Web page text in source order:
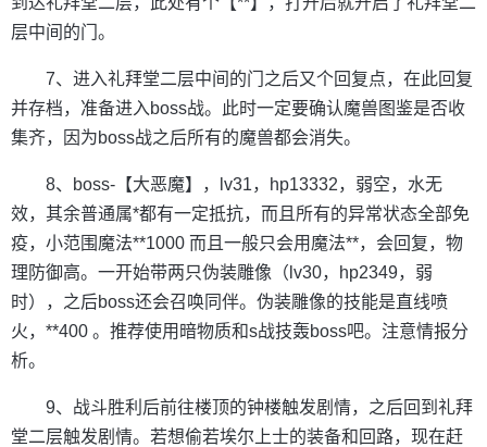
层中间的门。
7、进入礼拜堂二层中间的门之后又个回复点，在此回复
并存档，准备进入boss战。此时一定要确认魔兽图鉴是否收
集齐，因为boss战之后所有的魔兽都会消失。
8、boss-【大恶魔】，lv31，hp13332，弱空，水无
效，其余普通属*都有一定抵抗，而且所有的异常状态全部免
疫，小范围魔法**1000 而且一般只会用魔法**，会回复，物
理防御高。一开始带两只伪装雕像（lv30，hp2349，弱
时），之后boss还会召唤同伴。伪装雕像的技能是直线喷
火，**400 。推荐使用暗物质和s战技轰boss吧。注意情报分
析。
9、战斗胜利后前往楼顶的钟楼触发剧情，之后回到礼拜
堂二层触发剧情。若想偷若埃尔上士的装备和回路，现在赶